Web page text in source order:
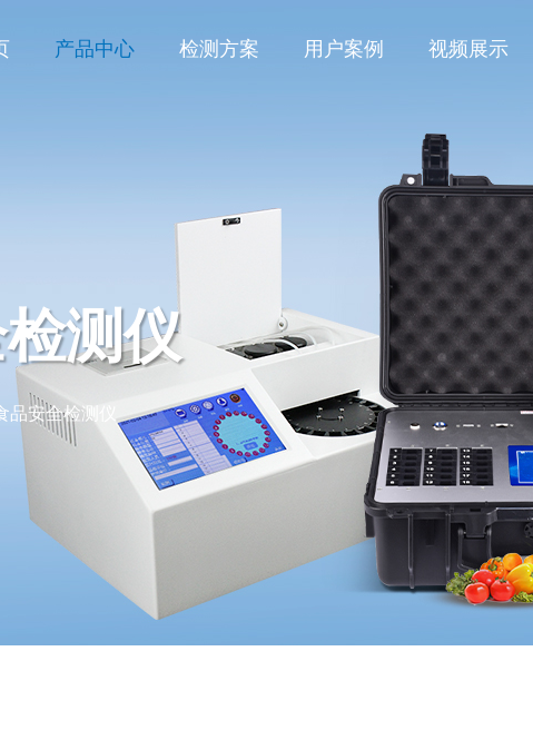
产品中心 检测方案 用户案例 视频展示
测仪
品安全检测仪